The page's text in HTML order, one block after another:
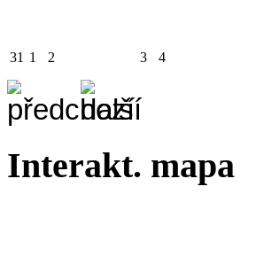
31 1 2 3 4
Interakt. mapa